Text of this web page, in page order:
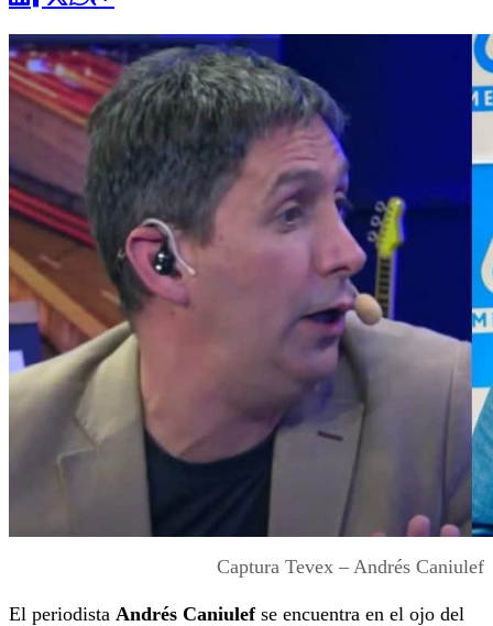
Captura Tevex – Andrés Caniulef
El periodista Andrés Caniulefse encuentra en el ojo del